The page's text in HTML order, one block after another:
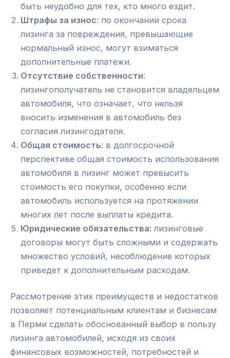
быть неудобно для тех, кто много ездит.
Штрафы за износ: по окончании срока
лизинга за повреждения, превышающие
нормальный износ, могут взиматься
дополнительные платежи.
Отсутствие собственности:
лизингополучатель не становится владельцем
автомобиля, что означает, что нельзя
вносить изменения в автомобиль без
согласия лизингодателя.
Общая стоимость: в долгосрочной
перспективе общая стоимость использования
автомобиля в лизинг может превысить
стоимость его покупки, особенно если
автомобиль используется на протяжении
многих лет после выплаты кредита.
Юридические обязательства: лизинговые
договоры могут быть сложными и содержать
множество условий, несоблюдение которых
приведет к дополнительным расходам.
Рассмотрение этих преимуществ и недостатков
позволяет потенциальным клиентам и бизнесам
в Перми сделать обоснованный выбор в пользу
лизинга автомобилей, исходя из своих
финансовых возможностей, потребностей и